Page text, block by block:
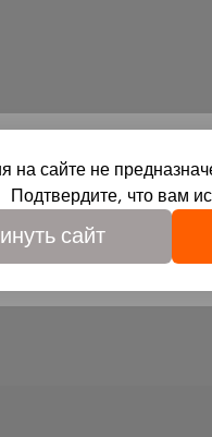
и согласие
персональных данных
на сайте не
Подтвердите, что вам
сайт